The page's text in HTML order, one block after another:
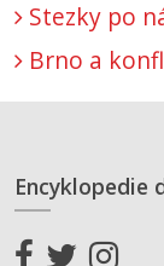
Stezky po
Brno a
Encyklopedie